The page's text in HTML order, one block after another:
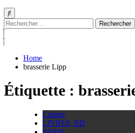
Rechercher :
Home
brasserie Lipp
Étiquette :
Culture
LIVRES, BD